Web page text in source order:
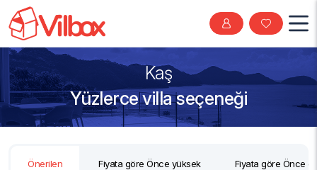
Kaş
Yüzlerce villa seçeneği
Önerilen Fiyata göre Önce yüksek Fiyata göre Önce